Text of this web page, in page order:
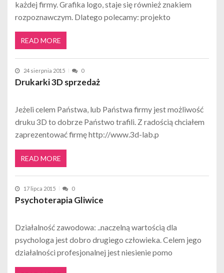
każdej firmy. Grafika logo, staje się również znakiem
rozpoznawczym. Dlatego polecamy: projekto
READ MORE
24 sierpnia 2015 0
Drukarki 3D sprzedaż
Jeżeli celem Państwa, lub Państwa firmy jest możliwość
druku 3D to dobrze Państwo trafili. Z radością chciałem
zaprezentować firmę http://www.3d-lab.p
READ MORE
17 lipca 2015 0
Psychoterapia Gliwice
Działalność zawodowa: ..naczelną wartością dla
psychologa jest dobro drugiego człowieka. Celem jego
działalności profesjonalnej jest niesienie pomo